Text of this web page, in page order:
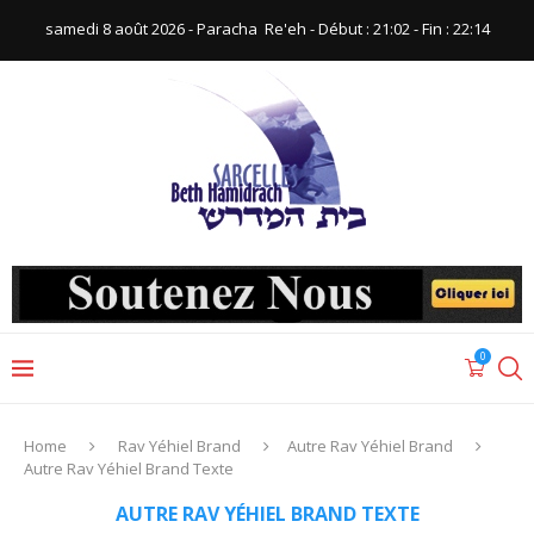
samedi 8 août 2026 - Paracha ‪ Re'eh‬ - Début : 21:02‬ - Fin : ‪22:14‬
0
Home Rav Yéhiel Brand
Autre Rav Yéhiel Brand
Autre Rav Yéhiel Brand Texte
AUTRE RAV YÉHIEL BRAND TEXTE